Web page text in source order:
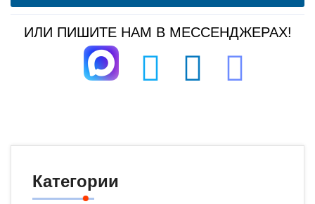
ИЛИ ПИШИТЕ НАМ В МЕССЕНДЖЕРАХ!
Категории